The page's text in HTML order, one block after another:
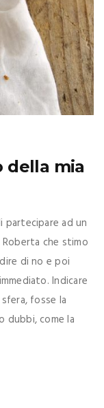
della mia
ad un
Roberta che stimo
di no e poi
Indicare
fosse la
dubbi, come la